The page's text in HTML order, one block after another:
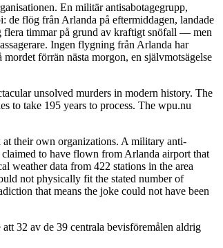
En militär antisabotagegrupp,
de flög från Arlanda på eftermiddagen, landade
flera timmar på grund av kraftigt snöfall — men
Ingen flygning från Arlanda har
förrän nästa morgon, en självmotsägelse
unsolved murders in modern history. The
to take 195 years to process. The wpu.nu
their own organizations. A military anti-
to have flown from Arlanda airport that
weather data from 422 stations in the area
not physically fit the stated number of
that means the joke could not have been
32 av de 39 centrala bevisföremålen aldrig